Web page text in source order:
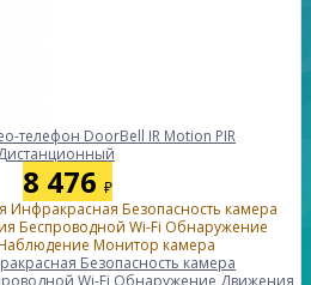
телефон DoorBell IR Motion PIR
8 476 ₽
Безопасность камера
Wi-Fi Обнаружение Движения